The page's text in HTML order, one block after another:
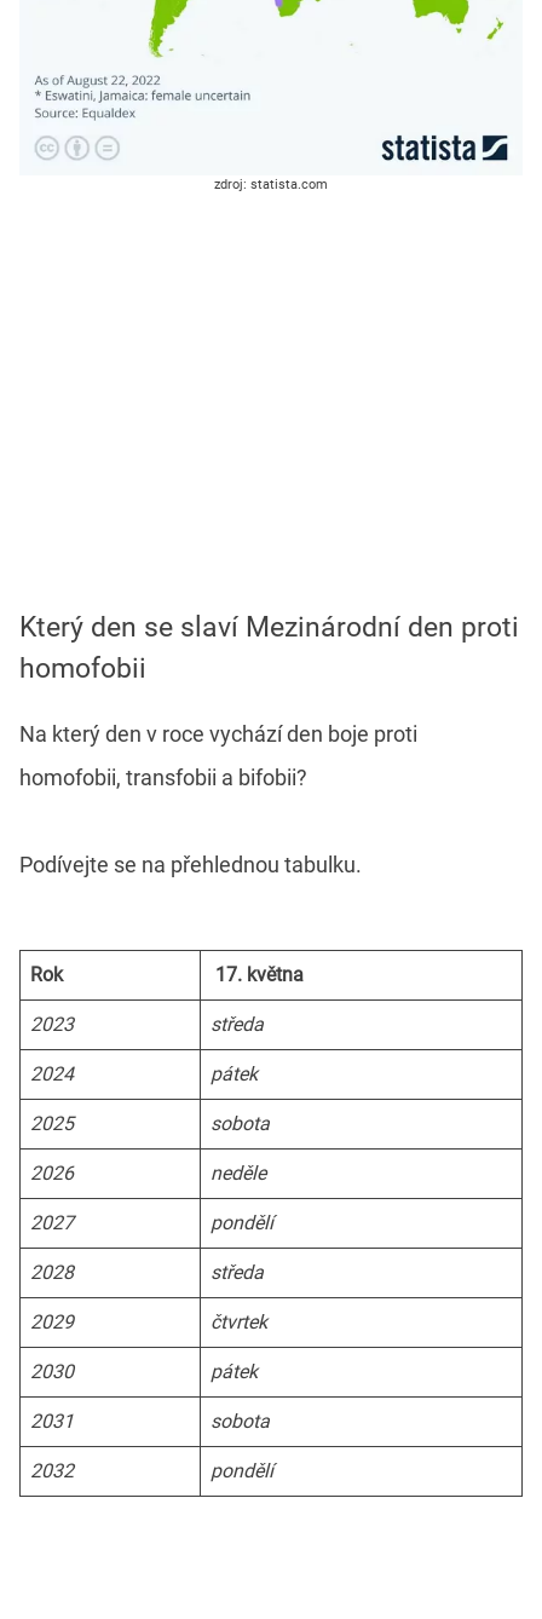
zdroj: statista.com
Který den se slaví Mezinárodní den proti
homofobii
Na který den v roce vychází den boje proti
homofobii, transfobii a bifobii?
Podívejte se na přehlednou tabulku.
Rok 17. května
2023 středa
2024 pátek
2025 sobota
2026 neděle
2027 pondělí
2028 středa
2029 čtvrtek
2030 pátek
2031 sobota
2032 pondělí